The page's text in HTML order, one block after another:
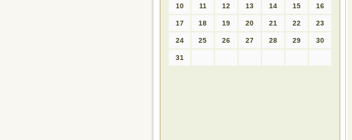
10 11 12 13 14 15 16
17 18 19 20 21 22 23
24 25 26 27 28 29 30
31